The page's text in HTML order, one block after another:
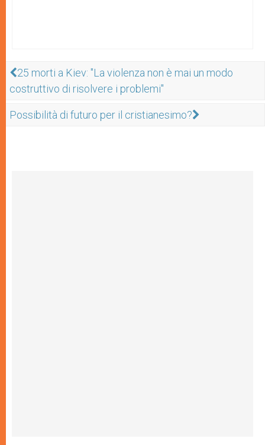
25 morti a Kiev: "La violenza non è mai un modo
costruttivo di risolvere i problemi"
Possibilità di futuro per il cristianesimo?